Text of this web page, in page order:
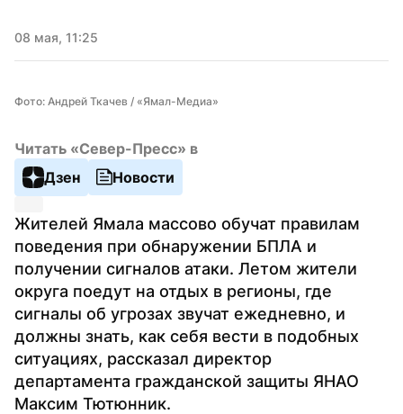
08 мая, 11:25
Фото: Андрей Ткачев / «Ямал-Медиа»
Читать «Север-Пресс» в
Дзен
Новости
Жителей Ямала массово обучат правилам
поведения при обнаружении БПЛА и
получении сигналов атаки. Летом жители
округа поедут на отдых в регионы, где
сигналы об угрозах звучат ежедневно, и
должны знать, как себя вести в подобных
ситуациях, рассказал директор
департамента гражданской защиты ЯНАО
Максим Тютюнник.